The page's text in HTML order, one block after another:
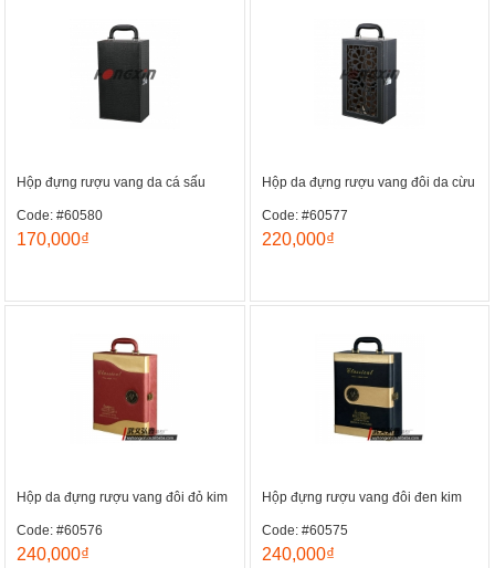
Hộp đựng rượu vang da cá sấu
Code: #60580
170,000₫
Hộp da đựng rượu vang đôi da cừu
Code: #60577
220,000₫
Hộp da đựng rượu vang đôi đỏ kim
Code: #60576
240,000₫
Hộp đựng rượu vang đôi đen kim
Code: #60575
240,000₫